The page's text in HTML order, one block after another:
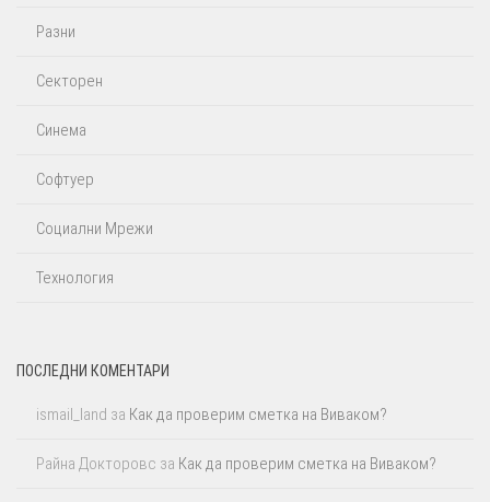
Разни
Секторен
Синема
Софтуер
Социални Мрежи
Технология
ПОСЛЕДНИ КОМЕНТАРИ
ismail_land за Как да проверим сметка на Виваком?
Райна Докторовс за Как да проверим сметка на Виваком?